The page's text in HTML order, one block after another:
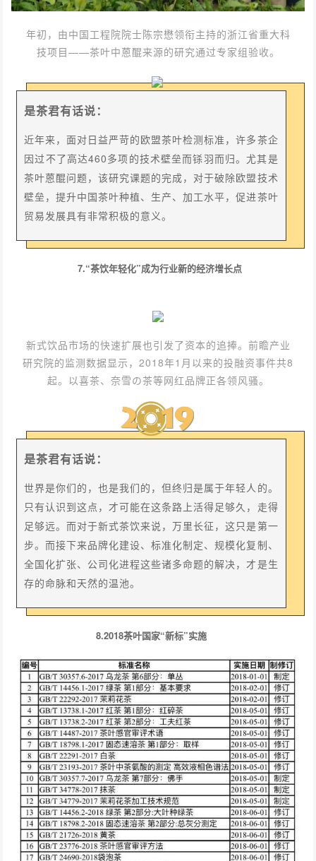
年初，由中国工程院院士陈宗懋领衔主持的浙江省重大科
技项目——茶叶中蒽醌来源的研究通过专家组验收。
是茶君有话说：
近年来，面对日益严苛的欧盟茶叶检测标准，许多茶企
因过不了高达460多项的技术壁垒而铩羽而归。尤其是
茶叶蒽醌问题，该研究课题的完成，对于破除欧盟技术
壁垒，提升中国茶叶种植、生产、加工水平，促进茶叶
贸易发展具有非常积极的意义。
7.“茶饮年轻化”成为行业新的经济增长点
新式饮品市场的快速扩展也引发了资本的追捧。前瞻产业
研究院的监测数据显示，2018年1月以来的投融资事件共8
起。以喜茶、奈雪の茶等网红品牌正各领风骚。
是茶君有话说：
世界是你们的，也是我们的，但终归是属于年轻人的。
只有认识到这点，才可能在这条路上活得足够久，走得
足够远。而对于新式茶饮来说，万里长征，这只是第一
步。而接下来品牌化建设、标准化制定、规模化复制、
全国化扩张、公司化进程这些诸多命题的解决，才是生
存的命脉和天然的温池。
8.2018茶叶国家“新标”实施